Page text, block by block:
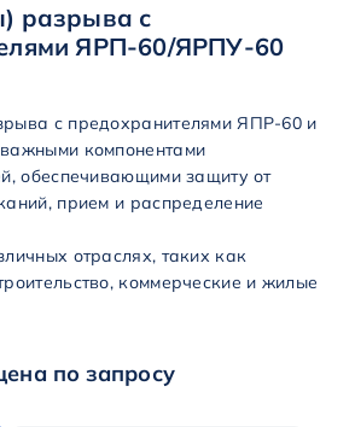
разрыва с
ЯРП-60/ЯРПУ-60
с предохранителями ЯПР-60 и
компонентами
обеспечивающими защиту от
прием и распределение
отраслях, таких как
коммерческие и жилые
по запросу